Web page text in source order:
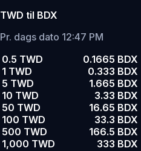
TWD til BDX
Pr. dags dato 12:47 PM
0.5 TWD
0.1665 BDX
1 TWD
0.333 BDX
5 TWD
1.665 BDX
10 TWD
3.33 BDX
50 TWD
16.65 BDX
100 TWD
33.3 BDX
500 TWD
166.5 BDX
1,000 TWD
333 BDX